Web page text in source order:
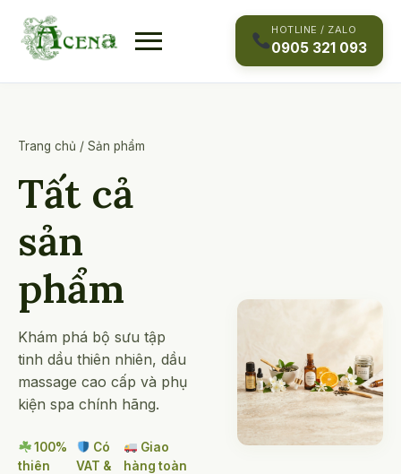
content
HOTLINE / ZALO
0905 321 093
Trang chủ / Sản phẩm
Tất cả
sản
phẩm
Khám phá bộ sưu tập
tinh dầu thiên nhiên, dầu
massage cao cấp và phụ
kiện spa chính hãng.
100%
thiên
Có
VAT &
Giao
hàng toàn